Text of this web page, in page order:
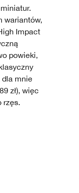
wariantów,
Impact
powieki,
dla mnie
zł), więc
rzęs.